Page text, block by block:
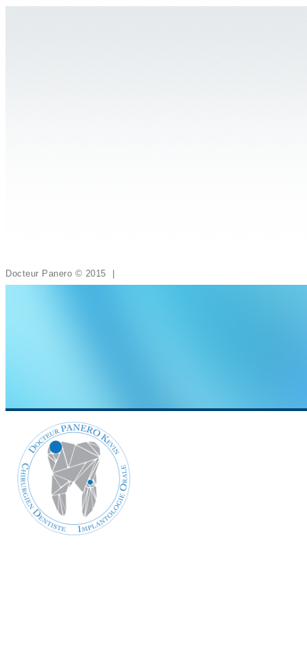
Docteur Panero © 2015 |